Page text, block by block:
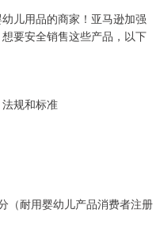
儿用品的商家！亚马逊加强
要安全销售这些产品，以下
规和标准
（耐用婴幼儿产品消费者注册